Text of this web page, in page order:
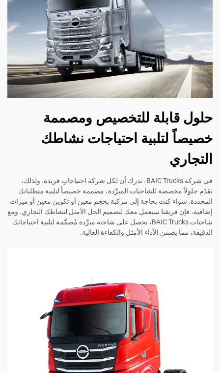
حلول قابلة للتخصيص ومصممة
خصيصاً لتلبية احتياجات نشاطك
التجاري
في شركة BAIC Trucks، ندرك أن لكل شركة احتياجاتٍ فريدة. ولذلك،
نقدّم حلولاً مخصصة للشاحنات المبرَّدة، مصممة خصيصاً لتلبية متطلباتك
المحددة. سواء كنت بحاجة إلى مركبة بحجم معين أو تكوين معين أو ميزات
إضافية، فإن فريقنا سيعمل معك لتصميم الحل الأمثل لنشاطك التجاري. ومع
شاحنات BAIC Trucks، تحصل على شاحنة مبرَّدة مُصمَّمة لتلبية احتياجاتك
الدقيقة، مما يضمن الأداء الأمثل والكفاءة العالية.